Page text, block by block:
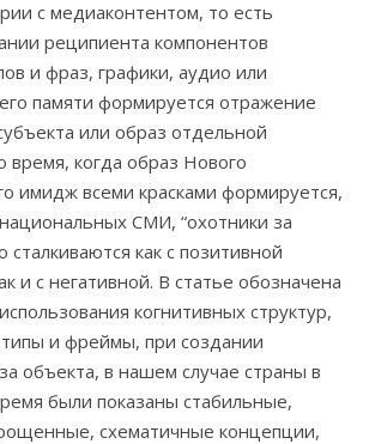
с медиаконтентом, то есть
реципиента компонентов
и фраз, графики, аудио или
памяти формируется отражение
или образ отдельной
время, когда образ Нового
имидж всеми красками формируется,
СМИ, “охотники за
сталкиваются как с позитивной
и с негативной. В статье обозначена
когнитивных структур,
и фреймы, при создании
объекта, в нашем случае страны в
были показаны стабильные,
схематичные концепции,